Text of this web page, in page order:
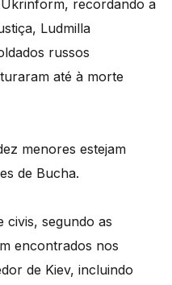
recordando a
Ludmilla
russos
até à morte
menores estejam
de Bucha.
civis, segundo as
encontrados nos
de Kiev, incluindo